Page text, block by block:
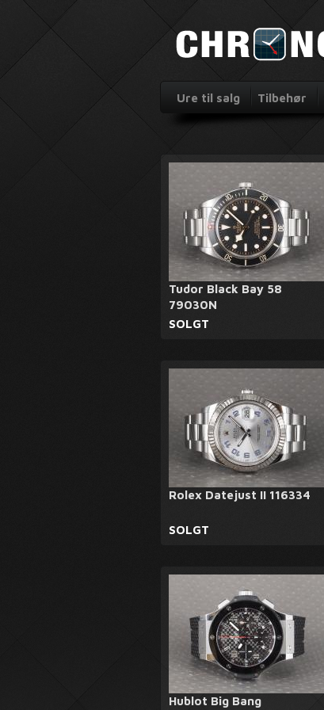
Ure til salg Tilbehør
Tudor Black Bay 58
79030N
SOLGT
Rolex Datejust II 116334
SOLGT
Hublot Big Bang